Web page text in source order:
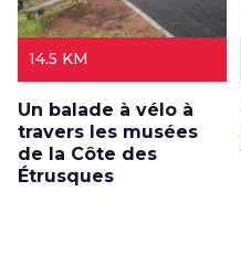
14.5 KM
Un balade à vélo à
travers les musées
de la Côte des
Étrusques